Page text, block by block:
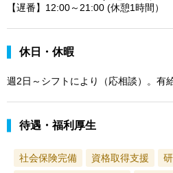
【遅番】12:00～21:00 (休憩1時間）
休日・休暇
週2日～シフトにより（応相談）。有
待遇・福利厚生
社会保険完備 資格取得支援